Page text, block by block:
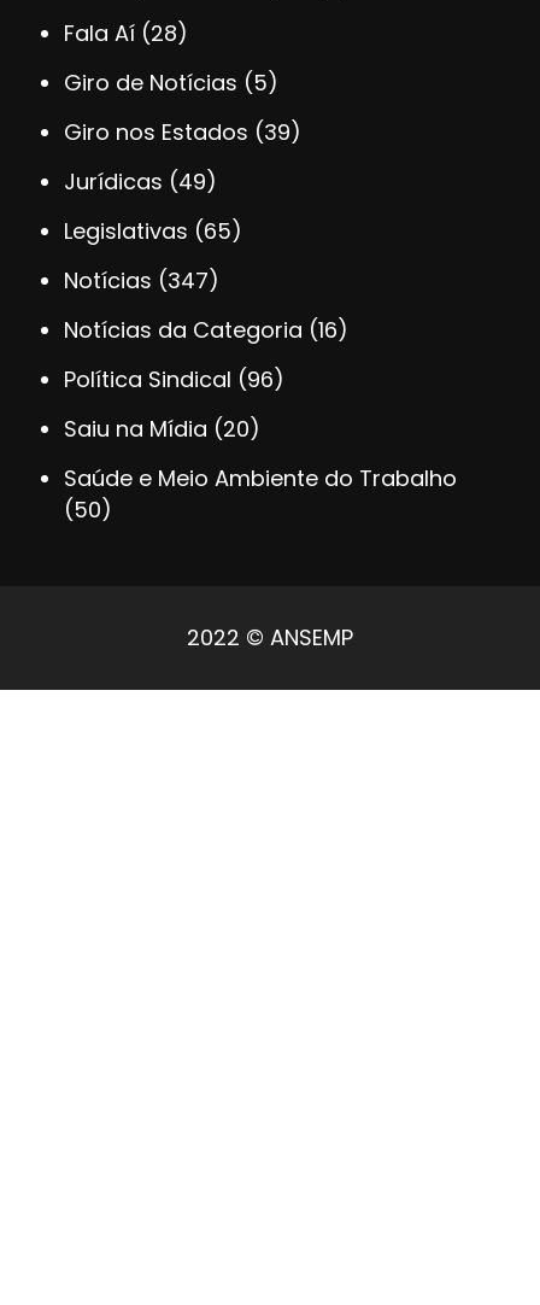
Fala Aí (28)
Giro de Notícias (5)
Giro nos Estados (39)
Jurídicas (49)
Legislativas (65)
Notícias (347)
Notícias da Categoria (16)
Política Sindical (96)
Saiu na Mídia (20)
Saúde e Meio Ambiente do Trabalho
(50)
2022 © ANSEMP